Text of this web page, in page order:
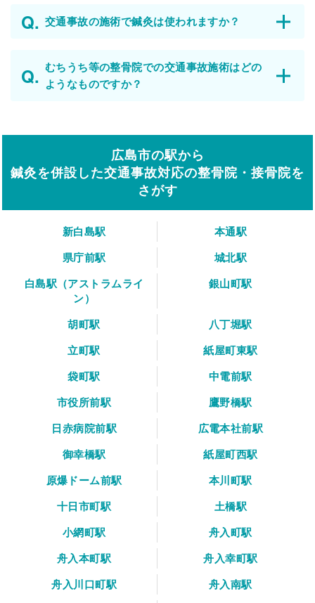
交通事故の施術で鍼灸は使われますか？
むちうち等の整骨院での交通事故施術はどの
ようなものですか？
広島市の駅から
鍼灸を併設した交通事故対応の整骨院・接骨院を
さがす
新白島駅
本通駅
県庁前駅
城北駅
白島駅（アストラムライ
ン）
銀山町駅
胡町駅
八丁堀駅
立町駅
紙屋町東駅
袋町駅
中電前駅
市役所前駅
鷹野橋駅
日赤病院前駅
広電本社前駅
御幸橋駅
紙屋町西駅
原爆ドーム前駅
本川町駅
十日市町駅
土橋駅
小網町駅
舟入町駅
舟入本町駅
舟入幸町駅
舟入川口町駅
舟入南駅